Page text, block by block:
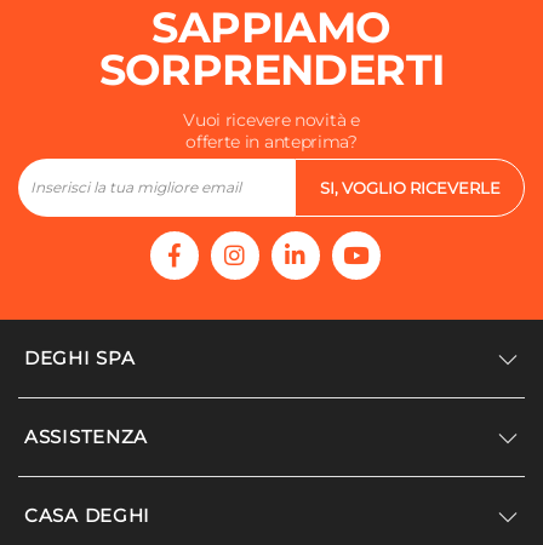
SAPPIAMO
SORPRENDERTI
Vuoi ricevere novità e
offerte in anteprima?
SI, VOGLIO RICEVERLE
DEGHI SPA
Accedi/Registrati
ASSISTENZA
Supporto
CASA DEGHI